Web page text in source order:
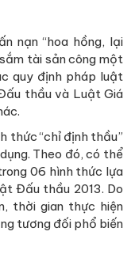
nạn “hoa hồng, lại
tài sản công một
quy định pháp luật
thầu và Luật Giá
thức “chỉ định thầu”
Theo đó, có thể
06 hình thức lựa
Đấu thầu 2013. Do
thời gian thực hiện
tương đối phổ biến